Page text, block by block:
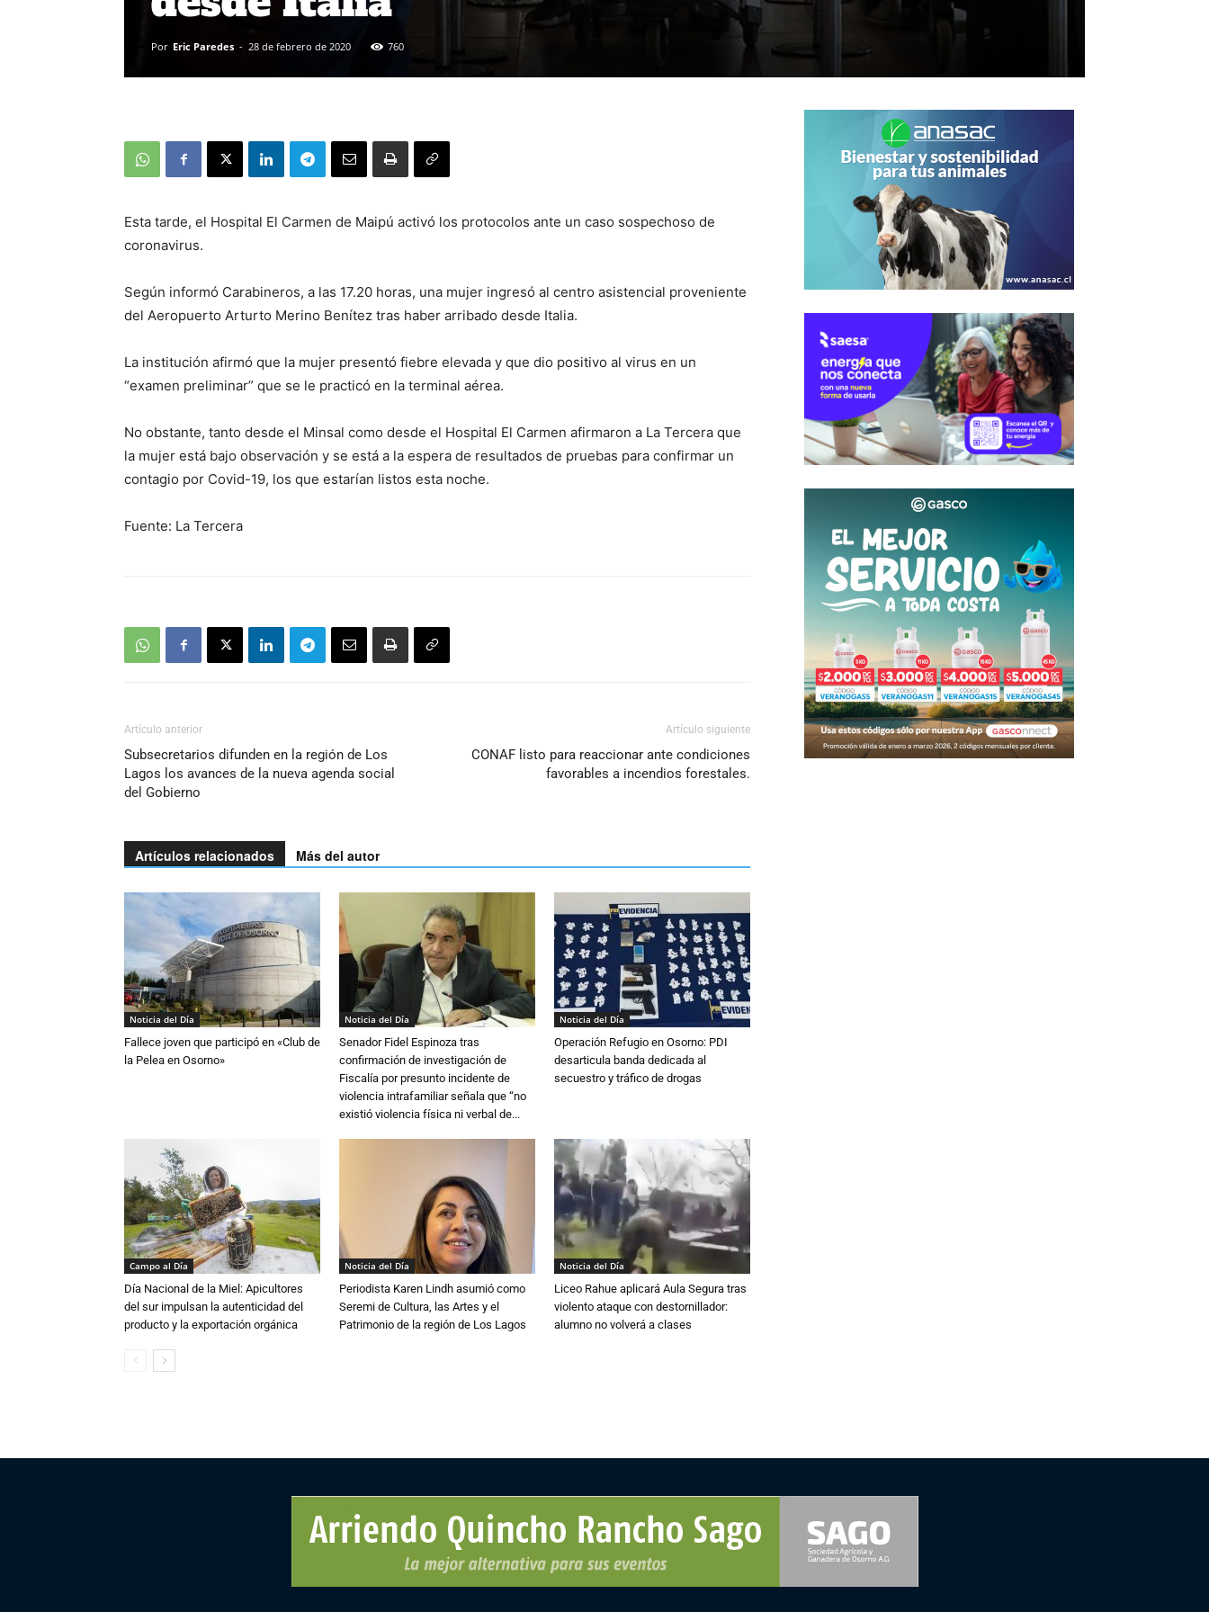
Por Eric Paredes - 28 de febrero de 2020 760
Esta tarde, el Hospital El Carmen de Maipú activó los protocolos ante un caso sospechoso de
coronavirus.
Según informó Carabineros, a las 17.20 horas, una mujer ingresó al centro asistencial proveniente
del Aeropuerto Arturto Merino Benítez tras haber arribado desde Italia.
La institución afirmó que la mujer presentó fiebre elevada y que dio positivo al virus en un
“examen preliminar” que se le practicó en la terminal aérea.
No obstante, tanto desde el Minsal como desde el Hospital El Carmen afirmaron a La Tercera que
la mujer está bajo observación y se está a la espera de resultados de pruebas para confirmar un
contagio por Covid-19, los que estarían listos esta noche.
Fuente: La Tercera
Artículo anterior
Subsecretarios difunden en la región de Los
Lagos los avances de la nueva agenda social
del Gobierno
Artículo siguiente
CONAF listo para reaccionar ante condiciones
favorables a incendios forestales.
Artículos relacionados Más del autor
Noticia del Día
Fallece joven que participó en «Club de
la Pelea en Osorno»
Noticia del Día
Senador Fidel Espinoza tras
confirmación de investigación de
Fiscalía por presunto incidente de
violencia intrafamiliar señala que “no
existió violencia física ni verbal de...
Noticia del Día
Operación Refugio en Osorno: PDI
desarticula banda dedicada al
secuestro y tráfico de drogas
Campo al Día
Día Nacional de la Miel: Apicultores
del sur impulsan la autenticidad del
producto y la exportación orgánica
Noticia del Día
Periodista Karen Lindh asumió como
Seremi de Cultura, las Artes y el
Patrimonio de la región de Los Lagos
Noticia del Día
Liceo Rahue aplicará Aula Segura tras
violento ataque con destornillador:
alumno no volverá a clases